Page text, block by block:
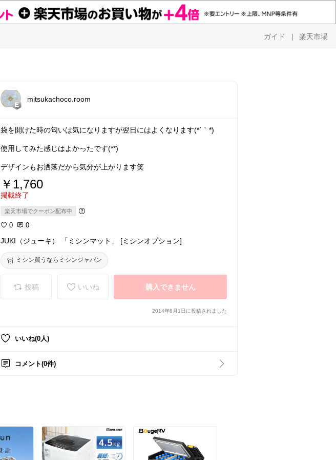
ガイド | 楽天市場
mitsukachoco.room
袋を開けた時の匂いは気になりますが翌日にはよくなります(*´｀*)
使用してみた感じはよかったです(**)
デザインもお洒落だから気分が上がります笑
￥1,760
掲載終了
楽天市場でクーポン配布中
0 0
JUKI（ジューキ） 「ミシンマット」 [ミシンオプション]
ミシン買うならミシンジャパン
投稿 いいね 購入できません
2014年8月1日に投稿されました
いいね(0人)
コメント(0件)